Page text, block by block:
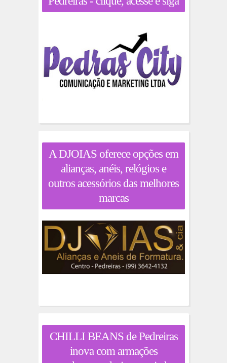
A DJOIAS oferece opções em
alianças, anéis, relógios e
outros acessórios das melhores
marcas
CHILLI BEANS de Pedreiras
inova com armações